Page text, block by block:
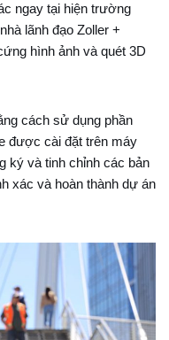
ngay tại hiện trường
lãnh đạo Zoller +
hình ảnh và quét 3D
cách sử dụng phần
được cài đặt trên máy
ký và tinh chỉnh các bản
xác và hoàn thành dự án